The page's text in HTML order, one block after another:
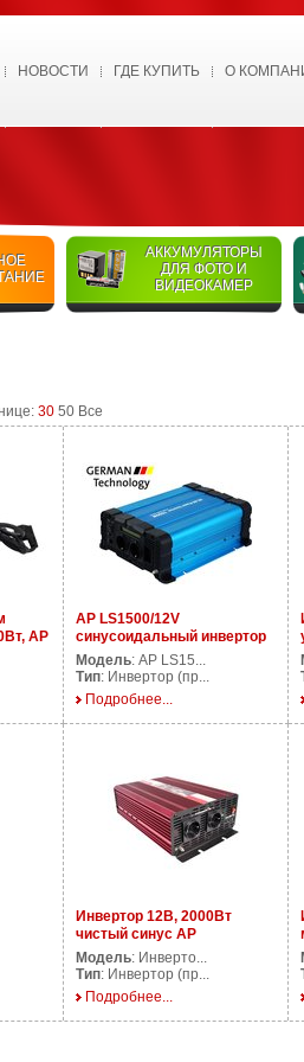
НОВОСТИ ГДЕ КУПИТЬ О
АККУМУЛЯТОРЫ
ДЛЯ ФОТО И
ВИДЕОКАМЕР
30 50 Все
AP
AP LS1500/12V
синусоидальный инвертор
1500 Ватт 12В
Модель: AP LS15...
Тип: Инвертор (пр...
Подробнее...
Инвертор 12В, 2000Вт
чистый синус AP
PS2000/12V
Модель: Инверто...
Тип: Инвертор (пр...
Подробнее...